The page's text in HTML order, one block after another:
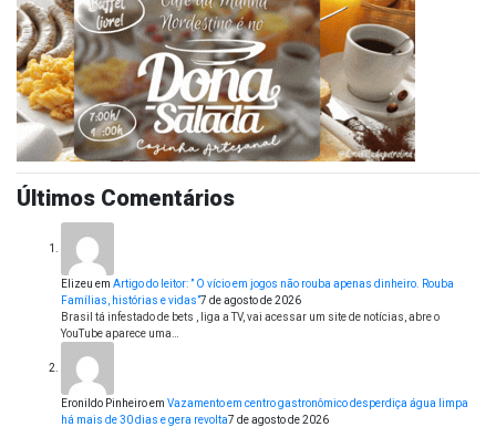
Últimos Comentários
Elizeu em Artigo do leitor: ” O vício em jogos não rouba apenas dinheiro. Rouba
Famílias, histórias e vidas”7 de agosto de 2026
Brasil tá infestado de bets , liga a TV, vai acessar um site de notícias, abre o
YouTube aparece uma…
Eronildo Pinheiroem Vazamento em centro gastronômico desperdiça água limpa
há mais de 30 dias e gera revolta7 de agosto de 2026